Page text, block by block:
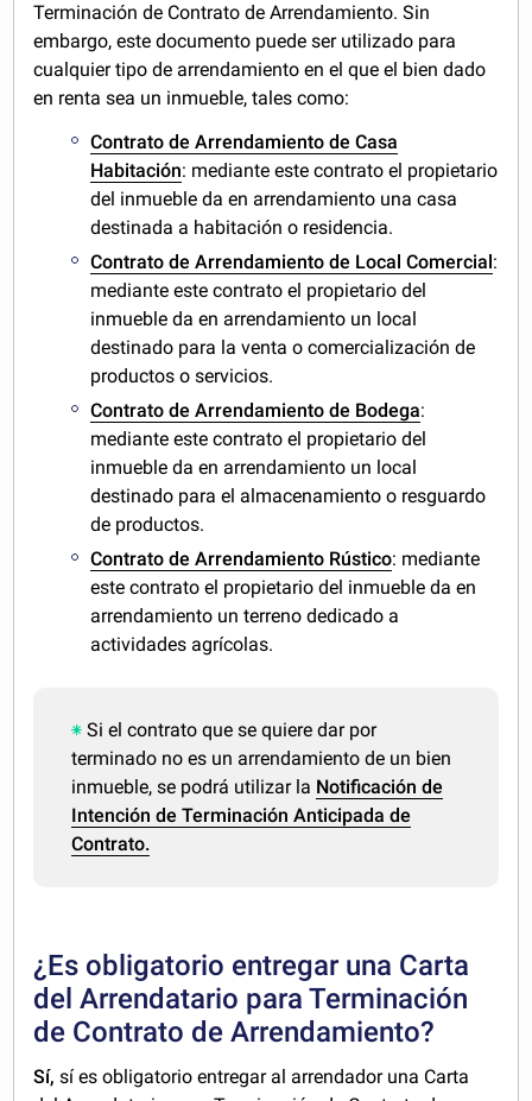
Terminación de Contrato de Arrendamiento. Sin
embargo, este documento puede ser utilizado para
cualquier tipo de arrendamiento en el que el bien dado
en renta sea un inmueble, tales como:
Contrato de Arrendamiento de Casa
Habitación: mediante este contrato el propietario
del inmueble da en arrendamiento una casa
destinada a habitación o residencia.
Contrato de Arrendamiento de Local Comercial:
mediante este contrato el propietario del
inmueble da en arrendamiento un local
destinado para la venta o comercialización de
productos o servicios.
Contrato de Arrendamiento de Bodega:
mediante este contrato el propietario del
inmueble da en arrendamiento un local
destinado para el almacenamiento o resguardo
de productos.
Contrato de Arrendamiento Rústico: mediante
este contrato el propietario del inmueble da en
arrendamiento un terreno dedicado a
actividades agrícolas.
Si el contrato que se quiere dar por
terminado no es un arrendamiento de un bien
inmueble, se podrá utilizar la Notificación de
Intención de Terminación Anticipada de
Contrato.
¿Es obligatorio entregar una Carta
del Arrendatario para Terminación
de Contrato de Arrendamiento?
Sí, sí es obligatorio entregar al arrendador una Carta